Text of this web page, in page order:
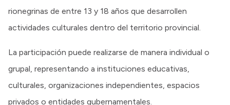
rionegrinas de entre 13 y 18 años que desarrollen
actividades culturales dentro del territorio provincial.
La participación puede realizarse de manera individual o
grupal, representando a instituciones educativas,
culturales, organizaciones independientes, espacios
privados o entidades gubernamentales.